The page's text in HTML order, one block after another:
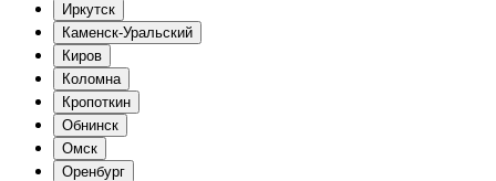
Иркутск
Каменск-Уральский
Киров
Коломна
Кропоткин
Обнинск
Омск
Оренбург